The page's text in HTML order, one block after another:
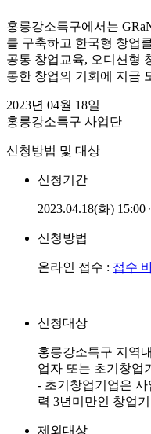
홍릉강소특구에서는
를 구축하고 한국형 창업
공통 창업교육, 오디션형
통한 창업의 기회에 지금
2023년 04월 18일
홍릉강소특구 사업단
신청방법 및 대상
신청기간
2023.04.18(화) 15:00
신청방법
온라인 접수 : 접수
신청대상
홍릉강소특구 지역
업자 또는 초기창업
- 초기창업기업은
력 3년미만인 창업
제외대상